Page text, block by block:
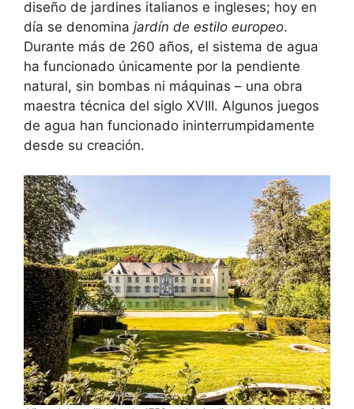
diseño de jardines italianos e ingleses; hoy en
día se denomina jardín de estilo europeo.
Durante más de 260 años, el sistema de agua
ha funcionado únicamente por la pendiente
natural, sin bombas ni máquinas – una obra
maestra técnica del siglo XVIII. Algunos juegos
de agua han funcionado ininterrumpidamente
desde su creación.